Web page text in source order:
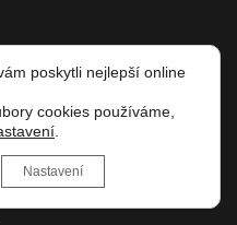
poskytli nejlepší online
cookies používáme,
Nastavení